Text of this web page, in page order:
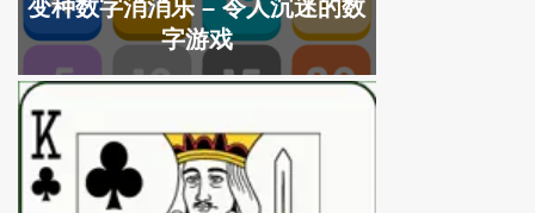
变种数字消消乐 – 令人沉迷的数
字游戏